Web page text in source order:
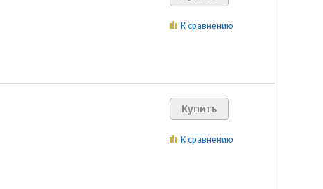
К сравнению
К сравнению